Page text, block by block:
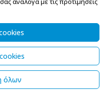
Powered byWefia
ανάλογα με τις προτιμήσεις
όλων